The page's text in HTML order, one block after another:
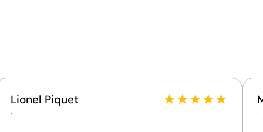
Bronze, se situant parmi les 35 % des meilleures
entreprises en matière de performance ESG.
Lionel Piquet
.
★★★★★
.